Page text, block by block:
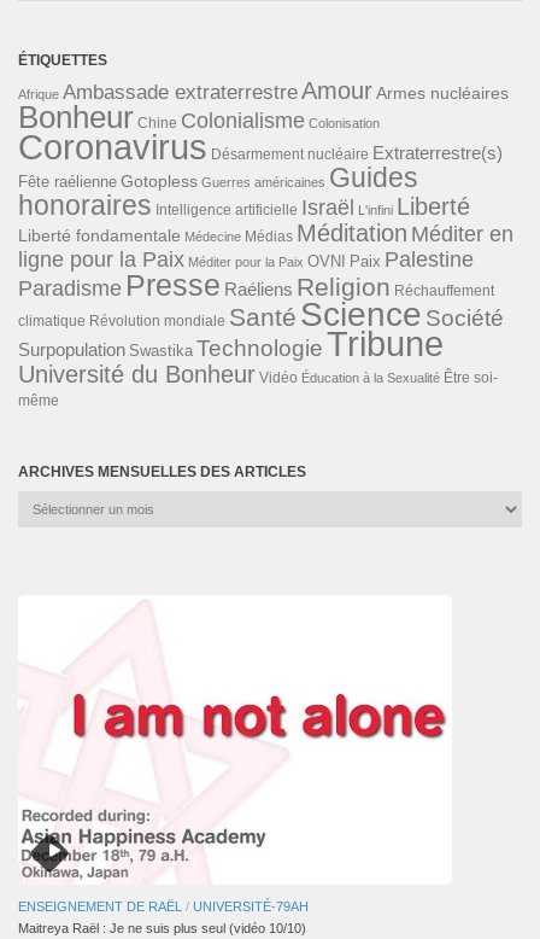
ÉTIQUETTES
Afrique Ambassade extraterrestreAmourArmes nucléaires
Bonheur Chine Colonialisme Colonisation
Coronavirus Désarmement nucléaire Extraterrestre(s)
Fête raélienne Gotopless Guerres américaines Guides
honoraires Intelligence artificielle Israël L'infini Liberté
Liberté fondamentale Médecine Médias Méditation Méditer en
ligne pour la Paix Méditer pour la Paix OVNI Paix Palestine
Paradisme Presse Raéliens Religion Réchauffement
climatique Révolution mondiale Santé Science Société
Surpopulation Swastika TechnologieTribune
Université du Bonheur Vidéo Éducation à la Sexualité Être soi-
même
ARCHIVES MENSUELLES DES ARTICLES
Archives
ENSEIGNEMENT DE RAËL / UNIVERSITÉ-79AH
Maitreya Raël : Je ne suis plus seul (vidéo 10/10)